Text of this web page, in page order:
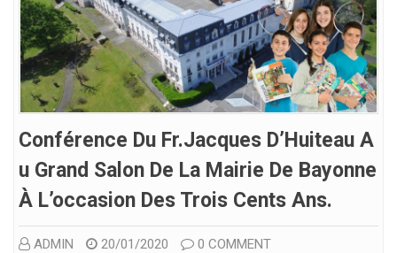
Conférence Du Fr.Jacques D’Huiteau A
U Grand Salon De La Mairie De Bayonne
À L’occasion Des Trois Cents Ans.
ADMIN 20/01/2020 0 COMMENT